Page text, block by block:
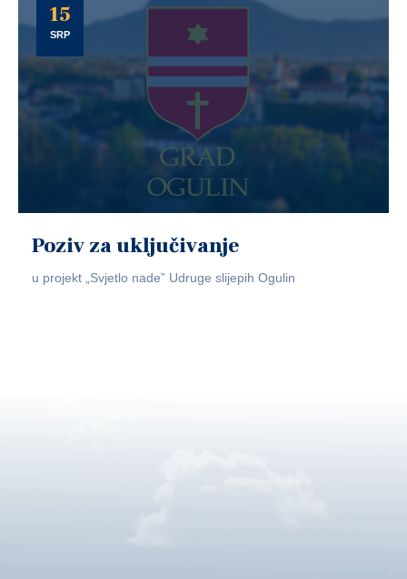
15
SRP
Poziv za uključivanje
u projekt „Svjetlo nade” Udruge slijepih Ogulin